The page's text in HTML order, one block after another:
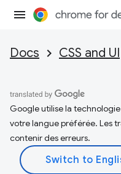
Docs CSS and UI
Google utilise la
votre langue préférée. Les
contenir des erreurs.